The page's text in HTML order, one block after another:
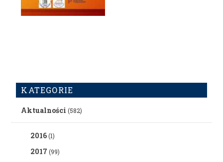
KATEGORIE
Aktualności (582)
2016(1)
2017 (99)